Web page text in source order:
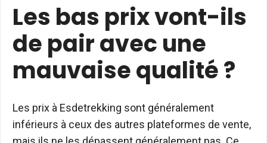
Les bas prix vont-ils
de pair avec une
mauvaise qualité ?
Les prix à Esdetrekking sont généralement
inférieurs à ceux des autres plateformes de vente,